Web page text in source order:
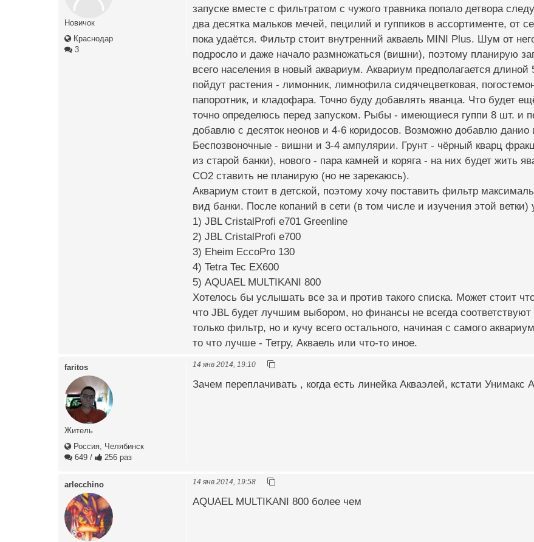
Новичок
Краснодар
3
запуске вместе с фильтратом с чужого травника попало детвора
два десятка мальков мечей, пецилий и гуппиков в ассортименте, от
пока удаётся. Фильтр стоит внутренний акваель MINI Plus. Шум от
подросло и даже начало размножаться (вишни), поэтому планирую
всего населения в новый аквариум. Аквариум предполагается
пойдут растения - лимонник, лимнофила сидячецветковая,
папоротник, и кладофара. Точно буду добавлять яванца. Что будет
точно определюсь перед запуском. Рыбы - имеющиеся гуппи 8 шт. и
добавлю с десяток неонов и 4-6 коридосов. Возможно добавлю
Беспозвоночные - вишни и 3-4 ампулярии. Грунт - чёрный кварц
из старой банки), нового - пара камней и коряга - на них будет жить
СО2 ставить не планирую (но не зарекаюсь).
Аквариум стоит в детской, поэтому хочу поставить фильтр
вид банки. После копаний в сети (в том числе и изучения этой
1) JBL CristalProfi e701 Greenline
2) JBL CristalProfi e700
3) Eheim EccoPro 130
4) Tetra Tec EX600
5) AQUAEL MULTIKANI 800
Хотелось бы услышать все за и против такого списка. Может стоит
что JBL будет лучшим выбором, но финансы не всегда
только фильтр, но и кучу всего остального, начиная с самого
то что лучше - Тетру, Акваель или что-то иное.
faritos
Житель
Россия, Челябинск
649 / 256 раз
14 янв 2014, 19:10
Зачем переплачивать , когда есть линейка Акваэлей, кстати Унимакс
arlecchino 14 янв 2014, 19:58
AQUAEL MULTIKANI 800 более чем